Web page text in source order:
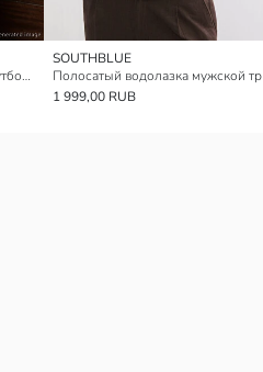
Мужская полосатая трикотажная футболка с воротником-поло
SOUTHBLUE
1 999,00 RUB